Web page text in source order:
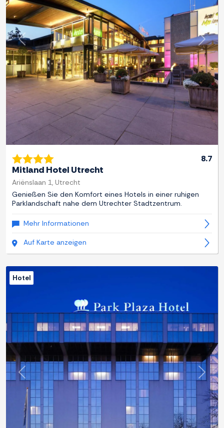
Zurück
8.7
Mitland Hotel Utrecht
Ariënslaan 1, Utrecht
Genießen Sie den Komfort eines Hotels in einer ruhigen
Parklandschaft nahe dem Utrechter Stadtzentrum.
Mehr Informationen
Auf Karte anzeigen
Zurück
Hotel